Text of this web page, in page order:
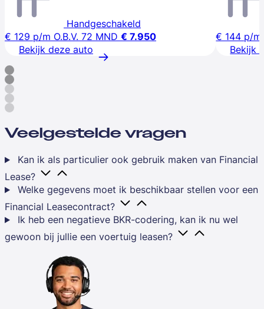
Handgeschakeld
€ 129 p/m O.B.V. 72 MND € 7.950
Bekijk deze auto
€ 144 p/m
Bekijk
Veelgestelde vragen
Kan ik als particulier ook gebruik maken van Financial
Lease?
Welke gegevens moet ik beschikbaar stellen voor een
Financial Leasecontract?
Ik heb een negatieve BKR-codering, kan ik nu wel
gewoon bij jullie een voertuig leasen?